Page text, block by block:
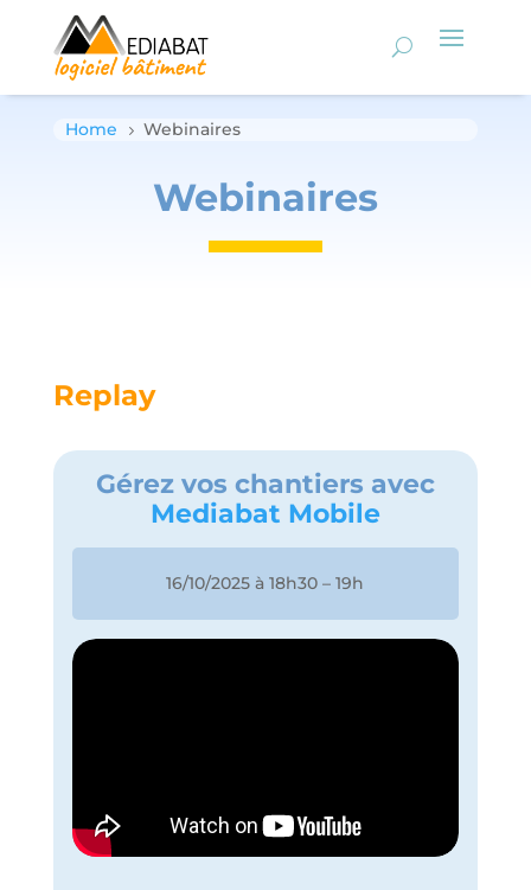
Home 5 Webinaires
Webinaires
Replay
Gérez vos chantiers avec
Mediabat Mobile
16/10/2025 à 18h30 – 19h